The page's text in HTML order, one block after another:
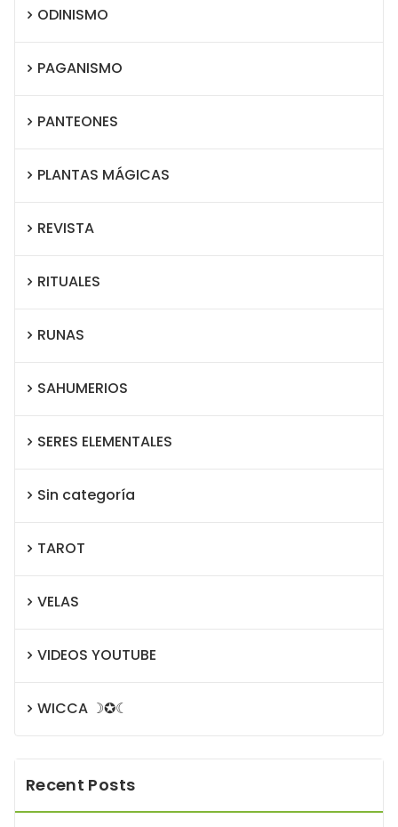
ODINISMO
PAGANISMO
PANTEONES
PLANTAS MÁGICAS
REVISTA
RITUALES
RUNAS
SAHUMERIOS
SERES ELEMENTALES
Sin categoría
TAROT
VELAS
VIDEOS YOUTUBE
WICCA ☽✪☾
Recent Posts